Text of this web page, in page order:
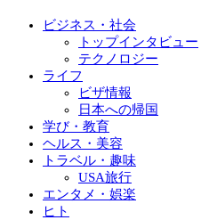
ビジネス・社会
トップインタビュー
テクノロジー
ライフ
ビザ情報
日本への帰国
学び・教育
ヘルス・美容
トラベル・趣味
USA旅行
エンタメ・娯楽
ヒト